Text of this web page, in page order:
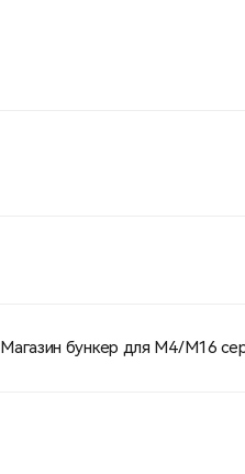
Магазин бункер для М4/М16